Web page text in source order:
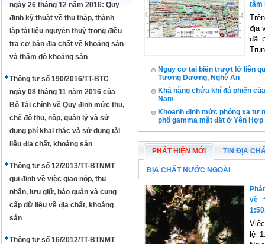
ngày 26 tháng 12 năm 2016: Quy
định kỹ thuật về thu thập, thành
lập tài liệu nguyên thuỷ trong điều
tra cơ bản địa chất về khoáng sản
và thăm dò khoáng sản
Thông tư số 190/2016/TT-BTC
ngày 08 tháng 11 năm 2016 của
Bộ Tài chính về Quy định mức thu,
chế độ thu, nộp, quản lý và sử
dụng phí khai thác và sử dụng tài
liệu địa chất, khoáng sản
Thông tư số 12/2013/TT-BTNMT
qui định về việc giao nộp, thu
nhận, lưu giữ, bảo quản và cung
cấp dữ liệu về địa chất, khoáng
sản
Thông tư số 16/2012/TT-BTNMT
tâm
địa
đã
Nguy cơ tai biến trượt lở liên
Tương Dương, Nghệ An
Khả năng chứa khí đá phiến
Nam
Khoanh định mức phóng xạ tự
phổ gamma mặt đất ở Yên
PHÁT HIỆN MỚI TIN ĐỊA
ĐỊA CHẤT NƯỚC NGOÀI
vẽ
lệ